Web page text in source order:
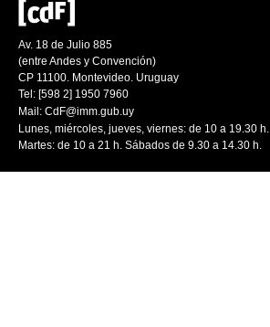
Av. 18 de Julio 885
(entre Andes y Convención)
CP 11100. Montevideo. Uruguay
Tel: [598 2] 1950 7960
Mail: CdF@imm.gub.uy
Lunes, miércoles, jueves, viernes: de 10 a 19.30 h.
Martes: de 10 a 21 h. Sábados de 9.30 a 14.30 h.